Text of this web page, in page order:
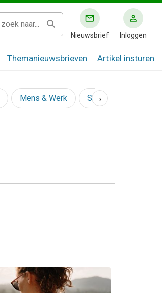
Nieuwsbrief Inloggen
Themanieuwsbrieven Artikel insturen
Mens & Werk Social
›